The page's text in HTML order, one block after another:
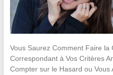
Vous Saurez Comment Faire la
Correspondant à Vos Critères
Compter sur le Hasard ou Vous